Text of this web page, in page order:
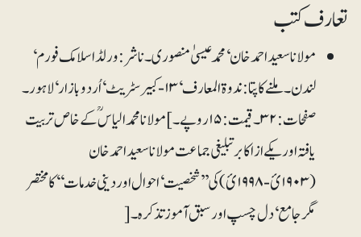
تعارف کتب
مولانا سعید احمد خان‘محمد عیسیٰ منصوری۔ ناشر: ورلڈ اسلامک فورم‘
لندن۔ملنے کا پتا: ندوۃ المعارف‘ ۱۳-کبیرسٹریٹ‘ اُردو بازار‘ لاہور۔
صفحات: ۳۲۔ قیمت: ۱۵ روپے۔] مولانا محمد الیاسؒ کے خاص تربیت
یافتہ اور یکے از اکابر تبلیغی جماعت مولانا سعید احمدخان
(۱۹۰۳ئ-۱۹۹۸ئ) کی ’’شخصیت‘ احوال اور دینی خدمات‘‘کا مختصر
مگر جامع‘ دل چسپ اور سبق آموز تذکرہ۔[